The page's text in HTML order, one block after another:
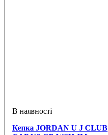
Кепка JORDAN U J CLUB